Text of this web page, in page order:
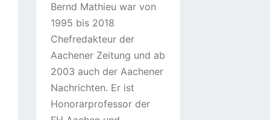
Bernd Mathieu war von
1995 bis 2018
Chefredakteur der
Aachener Zeitung und ab
2003 auch der Aachener
Nachrichten. Er ist
Honorarprofessor der